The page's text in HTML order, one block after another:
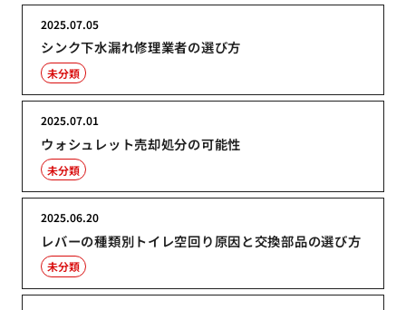
シンク下水漏れ修理業者の選び方
2025.07.05
未分類
ウォシュレット売却処分の可能性
2025.07.01
未分類
レバーの種類別トイレ空回り原因と交換部品の選び方
2025.06.20
未分類